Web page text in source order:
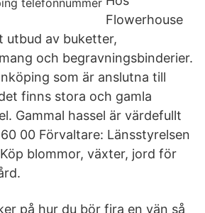
Flowerhouse
av buketter,
och begravningsbinderier.
som är anslutna till
finns stora och gamla
Gammal hassel är värdefullt
00 Förvaltare: Länsstyrelsen
blommor, växter, jord för
på hur du bör fira en vän så